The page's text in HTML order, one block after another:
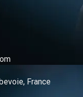
France